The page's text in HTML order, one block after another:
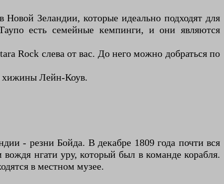
Зеландии, которые идеально подходят для
есть семейные кемпинги, и они являются
Rock слева от вас. До него можно добраться по
хижины Лейн-Коув.
- резни Бойда. В декабре 1809 года почти вся
нгати уру, который был в команде корабля.
в местном музее.